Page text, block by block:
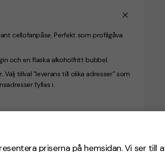
priserna på hemsidan. Vi ser till
cellofanpåse. Perfekt som profilgåva
och en flaska alkoholfritt bubbel.
Välj tillval ”leverans till olika adresser” som
fyllas i.